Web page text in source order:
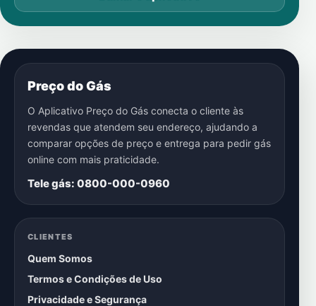
Preço do Gás
O Aplicativo Preço do Gás conecta o cliente às
revendas que atendem seu endereço, ajudando a
comparar opções de preço e entrega para pedir gás
online com mais praticidade.
Tele gás: 0800-000-0960
CLIENTES
Quem Somos
Termos e Condições de Uso
Privacidade e Segurança